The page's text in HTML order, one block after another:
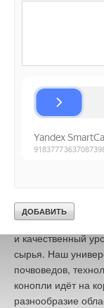
нашей полосы,
Ещё момент —
кадры
выпускник,
на мероприятии
у него расти,
характеристики
необходимо
и качественный
сырья. Наш
почвоведов,
конопли идёт на
разнообразие